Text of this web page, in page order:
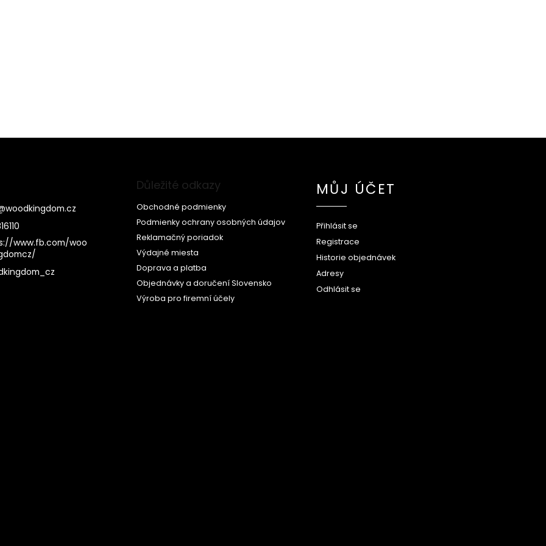
woodkingdom.cz
www.fb.com/woo
Důležité odkazy
Obchodné podmienky
Podmienky ochrany osobných údajov
Reklamačný poriadok
Výdajné miesta
Doprava a platba
Objednávky a doručení Slovensko
Výroba pro firemní účely
MŮJ ÚČET
Přihlásit se
Registrace
Historie objednávek
Adresy
Odhlásit se